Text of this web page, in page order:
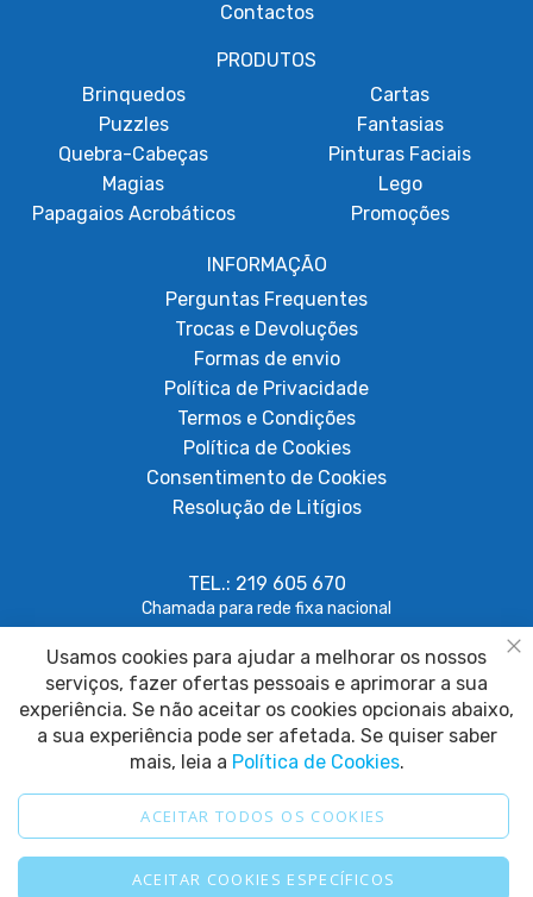
Contactos
PRODUTOS
Brinquedos
Puzzles
Quebra-Cabeças
Magias
Papagaios Acrobáticos
Cartas
Fantasias
Pinturas Faciais
Lego
Promoções
INFORMAÇÃO
Perguntas Frequentes
Trocas e Devoluções
Formas de envio
Política de Privacidade
Termos e Condições
Política de Cookies
Consentimento de Cookies
Resolução de Litígios
TEL.: 219 605 670
Chamada para rede fixa nacional
geral@papagaiosempenas.com
2025 © Papagaio sem Penas. Todos os direitos reservados.
Usamos cookies para ajudar a melhorar os nossos
serviços, fazer ofertas pessoais e aprimorar a sua
experiência. Se não aceitar os cookies opcionais abaixo,
a sua experiência pode ser afetada. Se quiser saber
mais, leia a Política de Cookies.
ACEITAR TODOS OS COOKIES
ACEITAR COOKIES ESPECÍFICOS